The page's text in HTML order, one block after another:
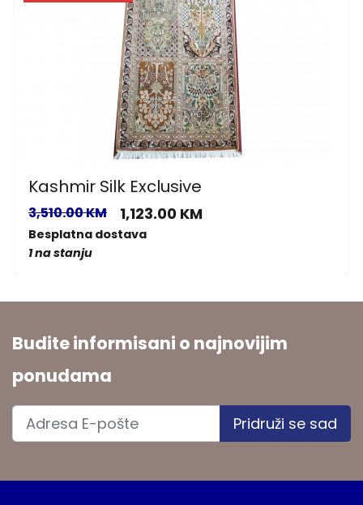
Kashmir Silk Exclusive
3,510.00 KM 1,123.00 KM
Besplatna dostava
1 na stanju
Budite informisani o najnovijim
ponudama
Pridruži se sad